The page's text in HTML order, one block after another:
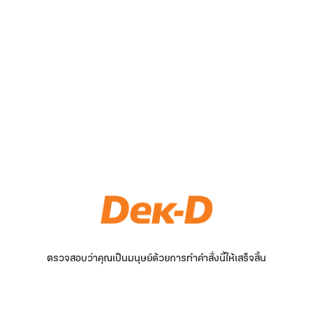
ตรวจสอบว่าคุณเป็นมนุษย์ด้วยการทำคำสั่งนี้ให้เสร็จสิ้น